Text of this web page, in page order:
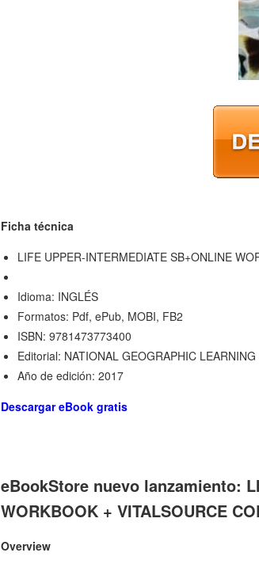
Ficha técnica
LIFE UPPER-INTERMEDIATE SB+ONLINE
Idioma: INGLÉS
Formatos: Pdf, ePub, MOBI, FB2
ISBN: 9781473773400
Editorial: NATIONAL GEOGRAPHIC LEARNING
Año de edición: 2017
Descargar eBook gratis
eBookStore nuevo lanzamiento:
WORKBOOK + VITALSOURCE
Overview